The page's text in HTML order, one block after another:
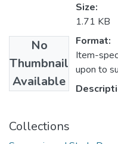
No
Thumbnail
Available
Size:
1.71 KB
Format:
Item-
upon to
Collections